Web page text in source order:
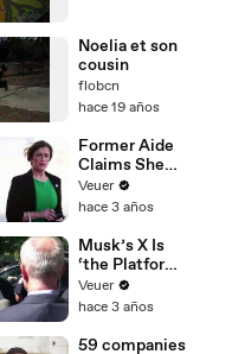
Noelia et son
cousin
flobcn
hace 19 años
Former Aide
Claims She
Was Asked to
Make a ‘Hit
Trump
Veuer
hace 3 años
Musk’s X Is
‘the Platform
With the
Largest Ratio
Misinformatio
Veuer
hace 3 años
59 companies